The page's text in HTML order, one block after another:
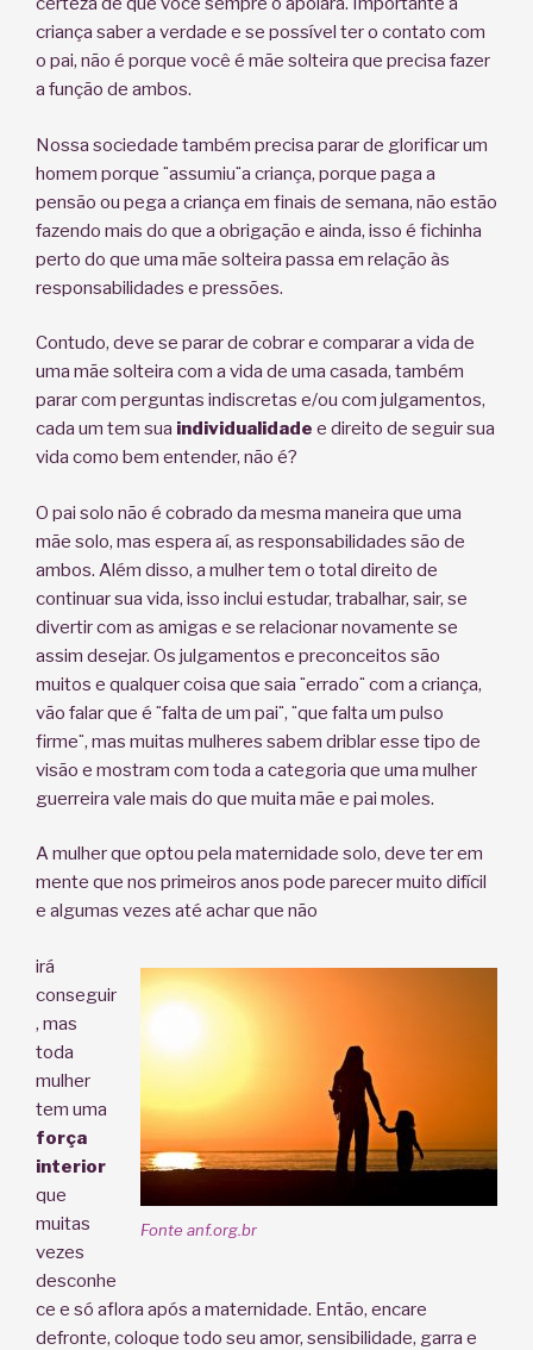
criança saber a verdade e se possível ter o contato com
o pai, não é porque você é mãe solteira que precisa fazer
a função de ambos.
Nossa sociedade também precisa parar de glorificar um
homem porque ¨assumiu¨a criança, porque paga a
pensão ou pega a criança em finais de semana, não estão
fazendo mais do que a obrigação e ainda, isso é fichinha
perto do que uma mãe solteira passa em relação às
responsabilidades e pressões.
Contudo, deve se parar de cobrar e comparar a vida de
uma mãe solteira com a vida de uma casada, também
parar com perguntas indiscretas e/ou com julgamentos,
cada um tem sua individualidade e direito de seguir sua
vida como bem entender, não é?
O pai solo não é cobrado da mesma maneira que uma
mãe solo, mas espera aí, as responsabilidades são de
ambos. Além disso, a mulher tem o total direito de
continuar sua vida, isso inclui estudar, trabalhar, sair, se
divertir com as amigas e se relacionar novamente se
assim desejar. Os julgamentos e preconceitos são
muitos e qualquer coisa que saia ¨errado¨ com a criança,
vão falar que é ¨falta de um pai¨, ¨que falta um pulso
firme¨, mas muitas mulheres sabem driblar esse tipo de
visão e mostram com toda a categoria que uma mulher
guerreira vale mais do que muita mãe e pai moles.
A mulher que optou pela maternidade solo, deve ter em
mente que nos primeiros anos pode parecer muito difícil
e algumas vezes até achar que não
Fonte anf.org.br
irá
conseguir
, mas
toda
mulher
tem uma
força
interior
que
muitas
vezes
desconhe
ce e só aflora após a maternidade. Então, encare
defronte, coloque todo seu amor, sensibilidade, garra e